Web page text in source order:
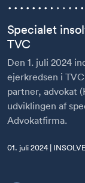
Specialet
TVC
Den 1. juli 2024
ejerkredsen i
partner, advokat
udviklingen af
Advokatfirma.
01. juli 2024 |